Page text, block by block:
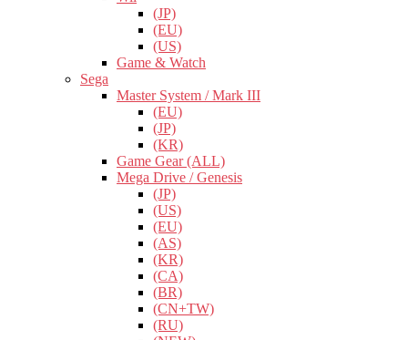
(JP)
(EU)
(US)
Game & Watch
Sega
Master System / Mark III
(EU)
(JP)
(KR)
Game Gear (ALL)
Mega Drive / Genesis
(JP)
(US)
(EU)
(AS)
(KR)
(CA)
(BR)
(CN+TW)
(RU)